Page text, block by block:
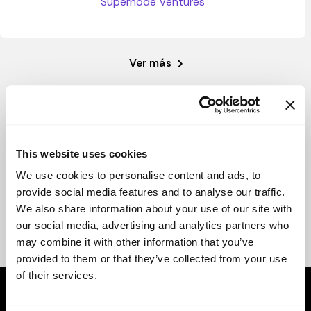
This website uses cookies
We use cookies to personalise content and ads, to
provide social media features and to analyse our traffic.
We also share information about your use of our site with
our social media, advertising and analytics partners who
may combine it with other information that you’ve
provided to them or that they’ve collected from your use
of their services.
Ver más